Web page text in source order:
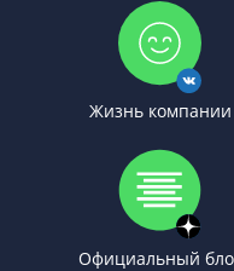
Жизнь компании
Официальный